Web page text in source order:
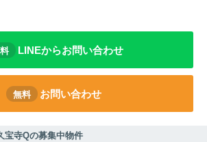
LINEからお問い合わせ
無料 お問い合わせ
宝寺Qの募集中物件